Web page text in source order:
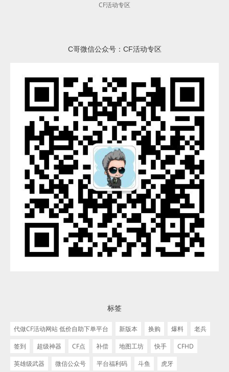
CF活动专区
C哥微信公众号：CF活动专区
标签
代做CF活动网站 低价自助下单平台 新版本 换购 爆料
老兵
签到
超级神器 CF点 补偿 地图工坊 快手
CFHD
英雄级武器
微信公众号 平台福利码 斗鱼 虎牙